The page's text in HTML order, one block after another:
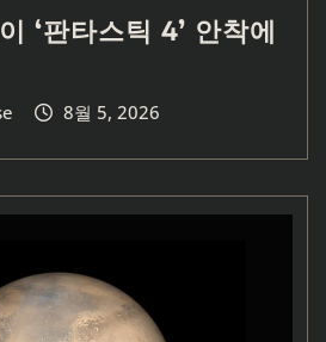
‘판타스틱 4’ 안착에
8월 5, 2026